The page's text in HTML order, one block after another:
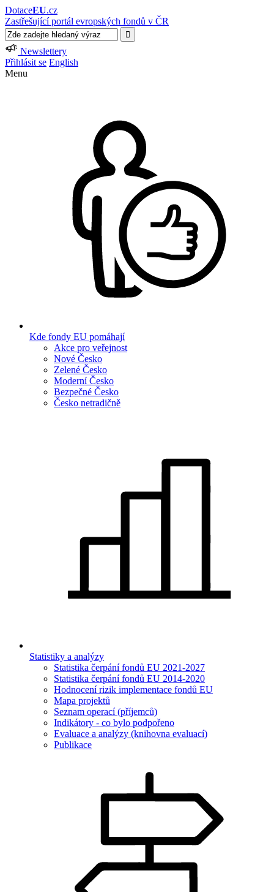
DotaceEU.cz
Zastřešující portál evropských fondů v ČR
Newslettery
Přihlásit se English
Menu
Kde fondy EU pomáhají
Akce pro veřejnost
Nové Česko
Zelené Česko
Moderní Česko
Bezpečné Česko
Česko netradičně
Statistiky a analýzy
Statistika čerpání fondů EU 2021-2027
Statistika čerpání fondů EU 2014-2020
Hodnocení rizik implementace fondů EU
Mapa projektů
Seznam operací (příjemců)
Indikátory - co bylo podpořeno
Evaluace a analýzy (knihovna evaluací)
Publikace